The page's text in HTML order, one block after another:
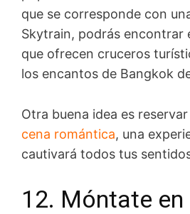
que se corresponde con
Skytrain, podrás encontrar
que ofrecen cruceros
los encantos de Bangkok
Otra buena idea es reservar
cena romántica, una
cautivará todos tus
12. Móntate